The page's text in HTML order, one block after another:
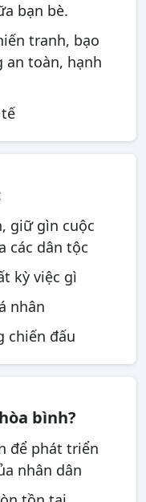
bạn bè.
tranh, bạo
an toàn, hạnh
giữ gìn cuộc
các dân tộc
kỳ việc gì
nhân
chiến đấu
bình?
để phát triển
nhân dân